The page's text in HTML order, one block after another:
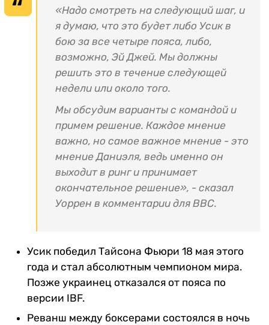
«Надо смотреть на следующий шаг, и
я думаю, что это будет либо Усик в
бою за все четыре пояса, либо,
возможно, Эй Джей. Мы должны
решить это в течение следующей
недели или около того.
Мы обсудим варианты с командой и
примем решение. Каждое мнение
важно, но самое важное мнение - это
мнение Даниэля, ведь именно он
выходит в ринг и принимает
окончательное решение», - сказал
Уоррен в комментарии для BBC.
Усик победил Тайсона Фьюри 18 мая этого
года и стал абсолютным чемпионом мира.
Позже украинец отказался от пояса по
версии IBF.
Реванш между боксерами состоялся в ночь